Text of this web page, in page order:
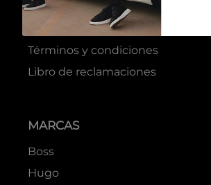
Preguntas frecuentes
Cambios o devoluciones
Términos y condiciones
Libro de reclamaciones
MARCAS
Boss
Hugo